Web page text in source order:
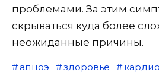
проблемами. За этим
скрываться куда более
неожиданные причины.
апноэ здоровье